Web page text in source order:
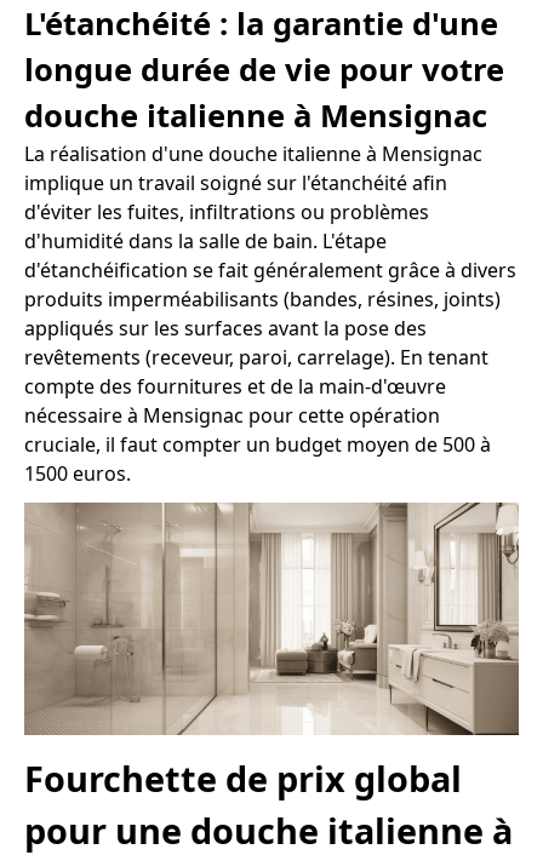
L'étanchéité : la garantie d'une
longue durée de vie pour votre
douche italienne à Mensignac
La réalisation d'une douche italienne à Mensignac
implique un travail soigné sur l'étanchéité afin
d'éviter les fuites, infiltrations ou problèmes
d'humidité dans la salle de bain. L'étape
d'étanchéification se fait généralement grâce à divers
produits imperméabilisants (bandes, résines, joints)
appliqués sur les surfaces avant la pose des
revêtements (receveur, paroi, carrelage). En tenant
compte des fournitures et de la main-d'œuvre
nécessaire à Mensignac pour cette opération
cruciale, il faut compter un budget moyen de 500 à
1500 euros.
Fourchette de prix global
pour une douche italienne à